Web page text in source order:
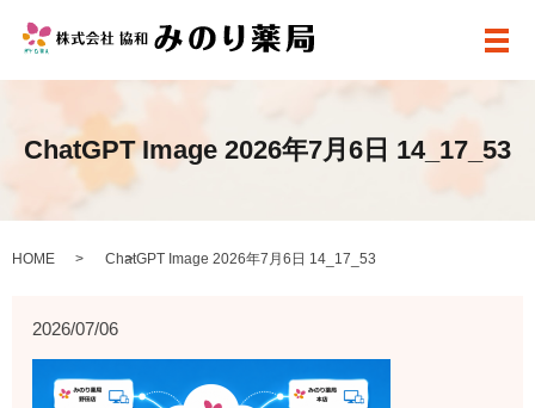
メ
ChatGPT Image 2026年7月6日 14_17_53
HOME ChatGPT Image 2026年7月6日 14_17_53
2026/07/06